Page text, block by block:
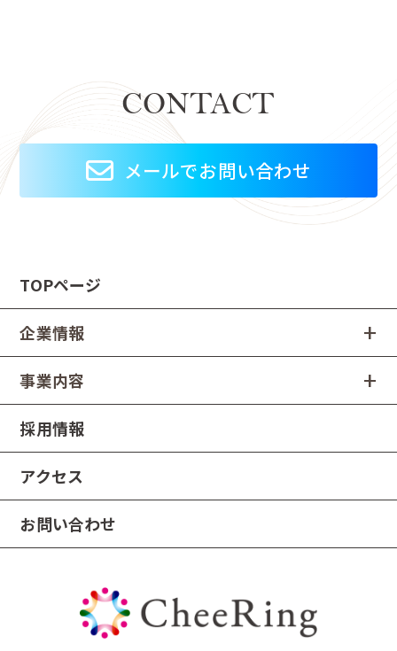
CONTACT
メールでお問い合わせ
TOPページ
企業情報
事業内容
採用情報
アクセス
お問い合わせ